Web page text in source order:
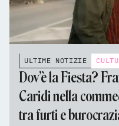
ULTIME NOTIZIE
Dov’è la Fiesta?
Caridi nella
tra furti e